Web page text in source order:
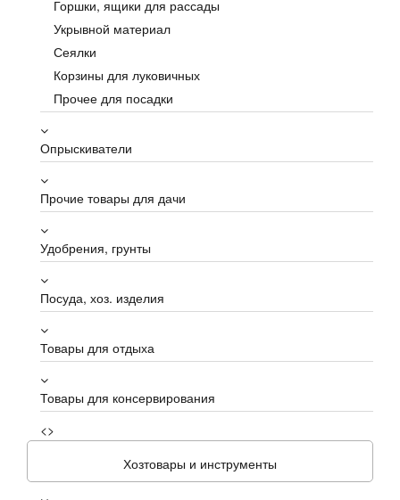
Горшки, ящики для рассады
Укрывной материал
Сеялки
Корзины для луковичных
Прочее для посадки
Опрыскиватели
Прочие товары для дачи
Удобрения, грунты
Посуда, хоз. изделия
Товары для отдыха
Товары для консервирования
<>
Хозтовары и инструменты